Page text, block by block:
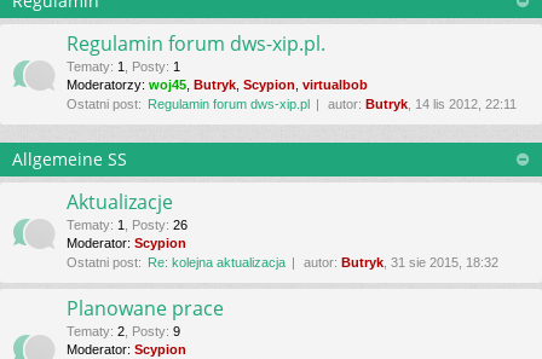
_L
IN
si tru
Regulamin forum dws-xip.pl.
Tematy: 1 Posty: 1
Moderatorzy: woj45 Butryk Scypion virtualbob
Ostatni post: Regulamin forum dws-xip.pl autor: Butryk , 14 lis 2012, 22:11
Allgemeine SS
Aktualizacje
Tematy: 1 Posty: 26
Moderator: Scypion
Ostatni post: Re: kolejna aktualizacja autor: Butryk , 31 sie 2015, 18:32
Planowane prace
Tematy: 2 Posty: 9
Moderator: Scypion